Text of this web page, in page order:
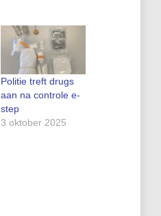
Politie treft drugs
aan na controle e-
step
3 oktober 2025